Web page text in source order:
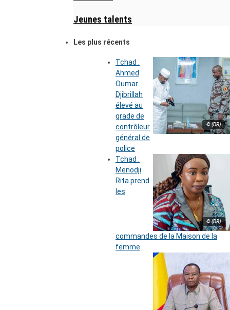
Jeunes talents
Les plus récents
© (DR)
Tchad :
Ahmed
Oumar
Djibrillah
élevé au
grade de
contrôleur
général de
police
© (DR)
Tchad :
Menodji
Rita prend
les
commandes de la Maison de la
femme